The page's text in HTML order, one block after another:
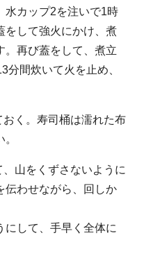
水カップ2を注いで1時
をして強火にかけ、煮
。再び蓋をして、煮立
分間炊いて火を止め、
く。寿司桶は濡れた布
山をくずさないように
伝わせながら、回しか
にして、手早く全体に